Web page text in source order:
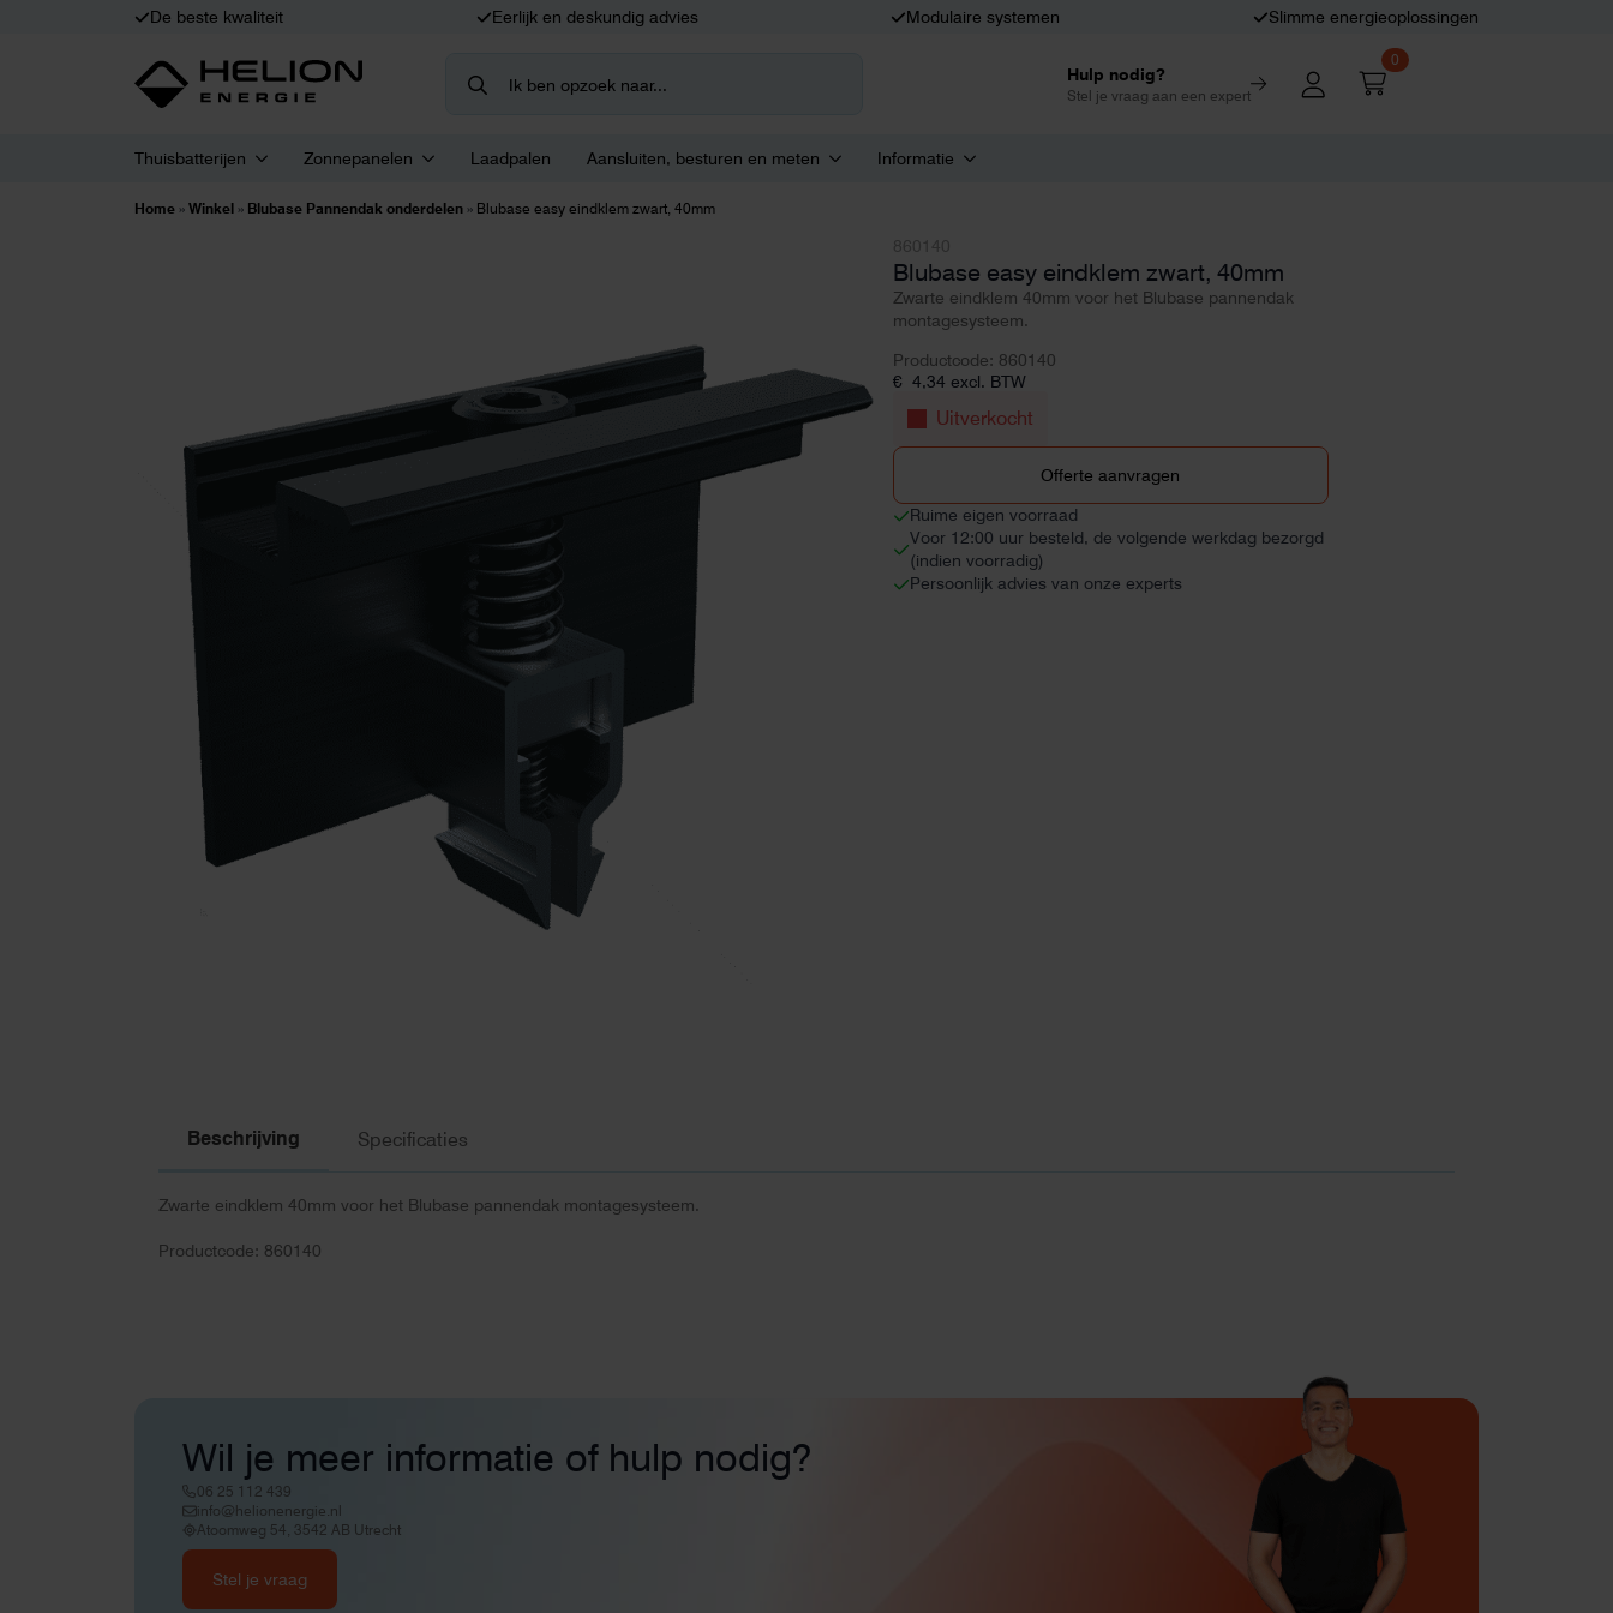
De beste kwaliteit Eerlijk en deskundig advies Modulaire systemen Slimme energieoplossingen
for:
Hulp nodig?
Stel je vraag aan een expert
0
Thuisbatterijen Zonnepanelen Laadpalen Aansluiten, besturen en meten Informatie
Home » Winkel » Blubase Pannendak onderdelen » Blubase easy eindklem zwart, 40mm
Blubase easy eindklem zwart, 40mm
Zwarte eindklem 40mm voor het Blubase pannendak
montagesysteem.
Productcode: 860140
€ 4,34 excl. BTW
Uitverkocht
Offerte aanvragen
Ruime eigen voorraad
Voor 12:00 uur besteld, de volgende werkdag bezorgd
(indien voorradig)
Persoonlijk advies van onze experts
Beschrijving Specificaties
Zwarte eindklem 40mm voor het Blubase pannendak montagesysteem.
Productcode: 860140
Wil je meer informatie of hulp nodig?
06 25 112 439
info@helionenergie.nl
Atoomweg 54, 3542 AB Utrecht
Stel je vraag